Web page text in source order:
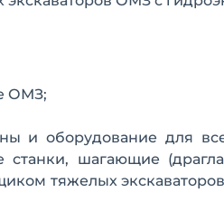
ОМЗ;
и оборудование для
шагающие
тяжелых